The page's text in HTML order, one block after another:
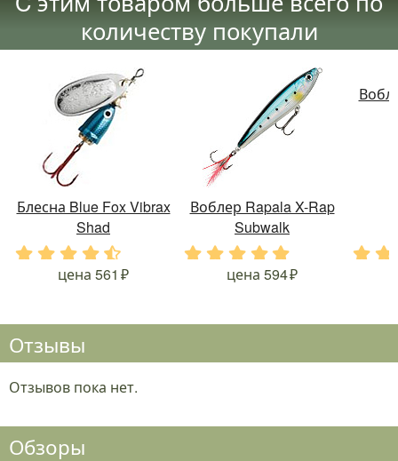
количеству покупали
Блесна Blue Fox Vibrax
Shad
. . .
цена 561
Воблер Rapala X-Rap
Subwalk
. . .
цена 594
Отзывы
Отзывов пока нет.
Обзоры